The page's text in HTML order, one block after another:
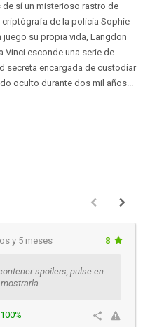
sí un misterioso rastro de
de la policía Sophie
juego su propia vida, Langdon
Vinci esconde una serie de
secreta encargada de custodiar
oculto durante dos mil años...
y 5 meses 8
spoilers, pulse en
100%